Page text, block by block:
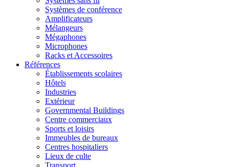
Systèmes de conférence
Amplificateurs
Mélangeurs
Mégaphones
Microphones
Racks et Accessoires
Références
Établissements scolaires
Hôtels
Industries
Extérieur
Governmental Buildings
Centre commerciaux
Sports et loisirs
Immeubles de bureaux
Centres hospitaliers
Lieux de culte
Transport